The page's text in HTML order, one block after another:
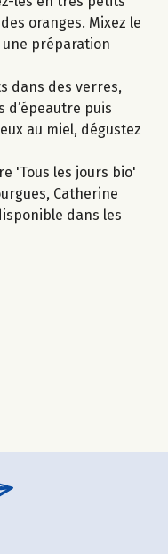
oranges. Mixez le
préparation
dans des verres,
d’épeautre puis
au miel, dégustez
'Tous les jours bio'
Catherine
dans les